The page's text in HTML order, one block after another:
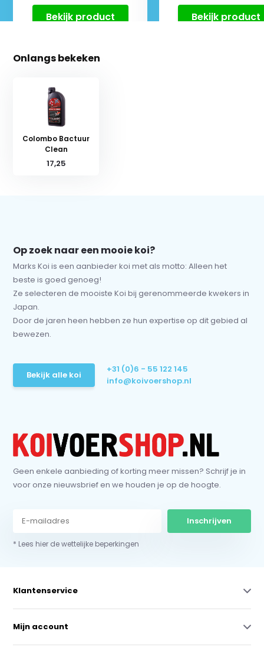
Bekijk product
Bekijk product
Onlangs bekeken
Colombo Bactuur
Clean
17,25
Op zoek naar een mooie koi?
Marks Koi is een aanbieder koi met als motto: Alleen het
beste is goed genoeg!
Ze selecteren de mooiste Koi bij gerenommeerde kwekers in
Japan.
Door de jaren heen hebben ze hun expertise op dit gebied al
bewezen.
Bekijk alle koi
+31 (0)6 - 55 122 145
info@koivoershop.nl
Geen enkele aanbieding of korting meer missen? Schrijf je in
voor onze nieuwsbrief en we houden je op de hoogte.
Inschrijven
* Lees hier de wettelijke beperkingen
Klantenservice
Mijn account